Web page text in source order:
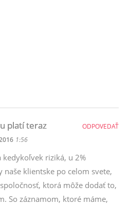
platí teraz
1:56
riziká, u 2%
naše klientske po celom svete,
ktorá môže dodať to,
So záznamom, ktoré máme,
ODPOVEDAŤ